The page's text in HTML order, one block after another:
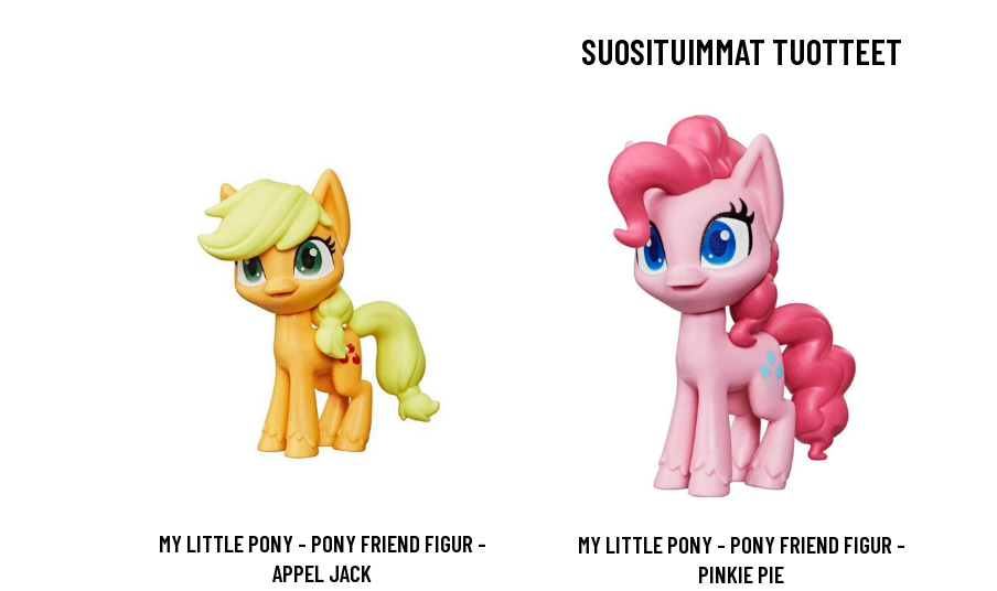
SUOSITUIMMAT TUOTTEET
MY LITTLE PONY - PONY FRIEND FIGUR -
APPEL JACK
MY LITTLE PONY - PONY FRIEND FIGUR -
PINKIE PIE